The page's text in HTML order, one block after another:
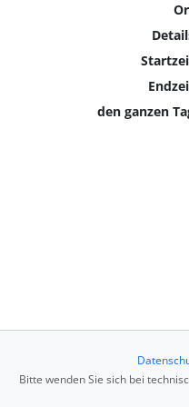
den ganzen
Bitte wenden Sie sich bei